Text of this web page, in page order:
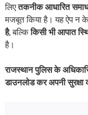
लिएतकनीक आधारित
मजबूत किया है। यह ऐप न
है,बल्किकिसी भी आपात
है।
राजस्थान पुलिस के
डाउनलोड कर अपनी सुरक्षा